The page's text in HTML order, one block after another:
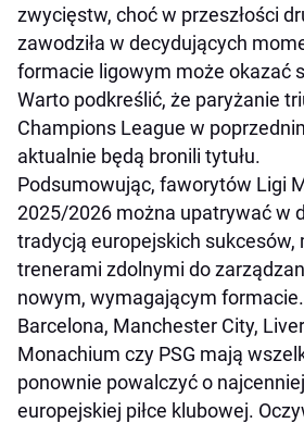
zwycięstw, choć w przeszłości
zawodziła w decydujących
formacie ligowym może okazać
Warto podkreślić, że paryżanie
Champions League w
aktualnie będą bronili tytułu.
Podsumowując, faworytów Ligi
2025/2026 można upatrywać w
tradycją europejskich sukcesów,
trenerami zdolnymi do
nowym, wymagającym
Barcelona, Manchester City,
Monachium czy PSG mają
ponownie powalczyć o
europejskiej piłce klubowej.